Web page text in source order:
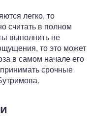
легко, то
считать в полном
выполнить не
то это может
в самом начале его
срочные